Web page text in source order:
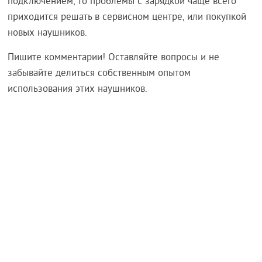
приходится решать в сервисном центре, или покупкой
новых наушников.
Пишите комментарии! Оставляйте вопросы и не
забывайте делиться собственным опытом
использования этих наушников.